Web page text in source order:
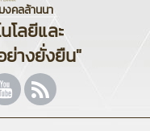
งคลล้านนา
โลยีและ
างยั่งยืน"